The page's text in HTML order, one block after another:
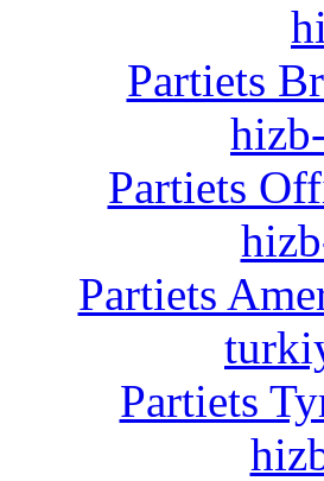
Partiets
Partiets
Partiets
Partiets